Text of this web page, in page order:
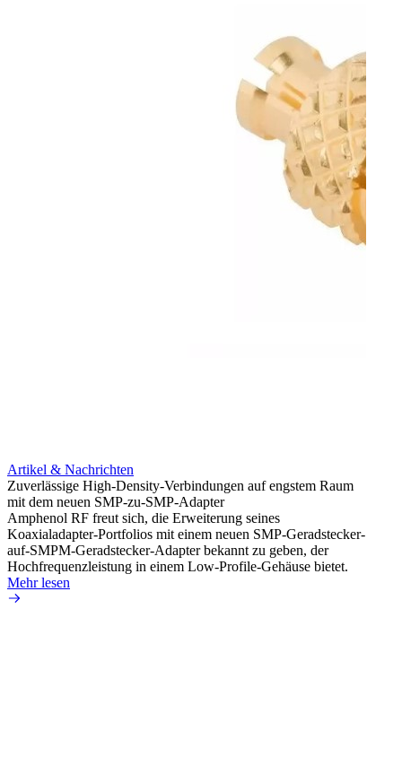
Artikel & Nachrichten
Zuverlässige High-Density-Verbindungen auf engstem Raum
mit dem neuen SMP-zu-SMP-Adapter
Amphenol RF freut sich, die Erweiterung seines
Koaxialadapter-Portfolios mit einem neuen SMP-Geradstecker-
auf-SMPM-Geradstecker-Adapter bekannt zu geben, der
Hochfrequenzleistung in einem Low-Profile-Gehäuse bietet.
Mehr lesen